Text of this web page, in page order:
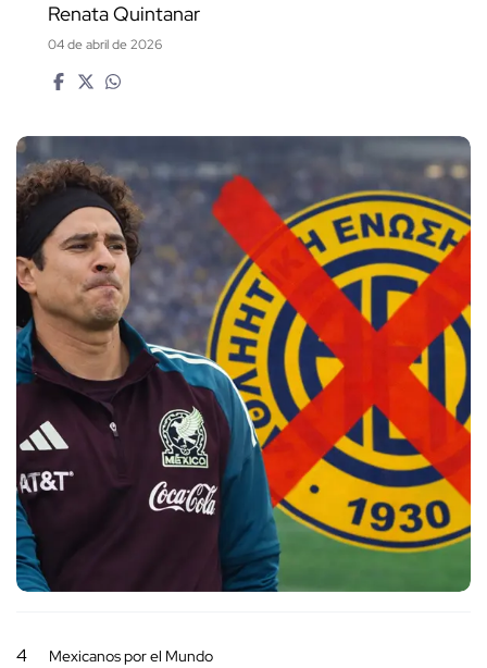
Renata Quintanar
04 de abril de 2026
4 Mexicanos por el Mundo